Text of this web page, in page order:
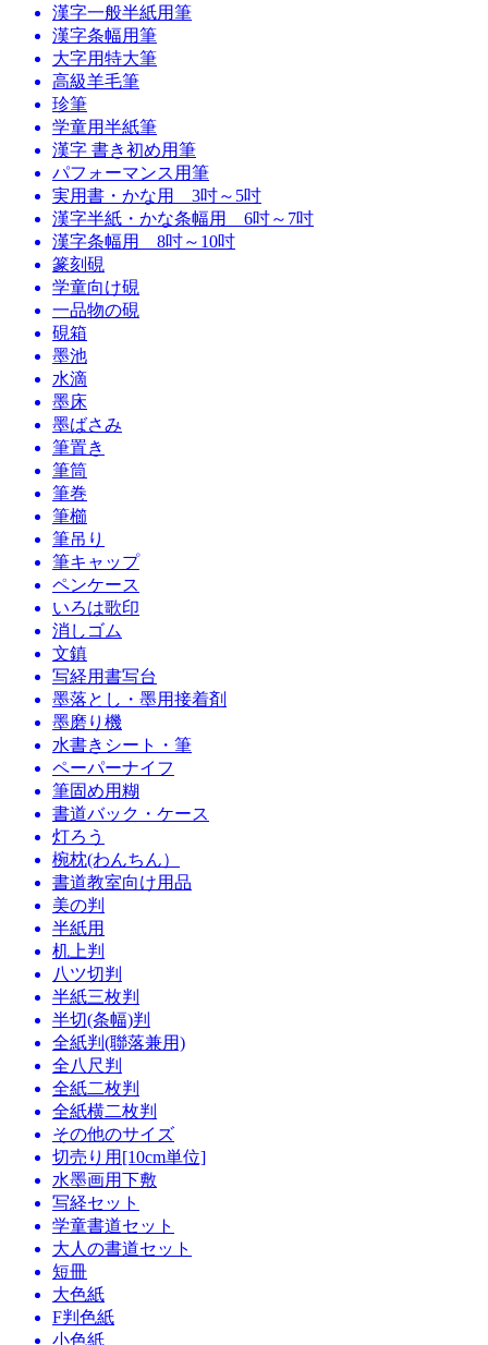
漢字一般半紙用筆
漢字条幅用筆
大字用特大筆
高級羊毛筆
珍筆
学童用半紙筆
漢字 書き初め用筆
パフォーマンス用筆
実用書・かな用 3吋～5吋
漢字半紙・かな条幅用 6吋～7吋
漢字条幅用 8吋～10吋
篆刻硯
学童向け硯
一品物の硯
硯箱
墨池
水滴
墨床
墨ばさみ
筆置き
筆筒
筆巻
筆櫛
筆吊り
筆キャップ
ペンケース
いろは歌印
消しゴム
文鎮
写経用書写台
墨落とし・墨用接着剤
墨磨り機
水書きシート・筆
ペーパーナイフ
筆固め用糊
書道バック・ケース
灯ろう
椀枕(わんちん）
書道教室向け用品
美の判
半紙用
机上判
八ツ切判
半紙三枚判
半切(条幅)判
全紙判(聯落兼用)
全八尺判
全紙二枚判
全紙横二枚判
その他のサイズ
切売り用[10cm単位]
水墨画用下敷
写経セット
学童書道セット
大人の書道セット
短冊
大色紙
F判色紙
小色紙